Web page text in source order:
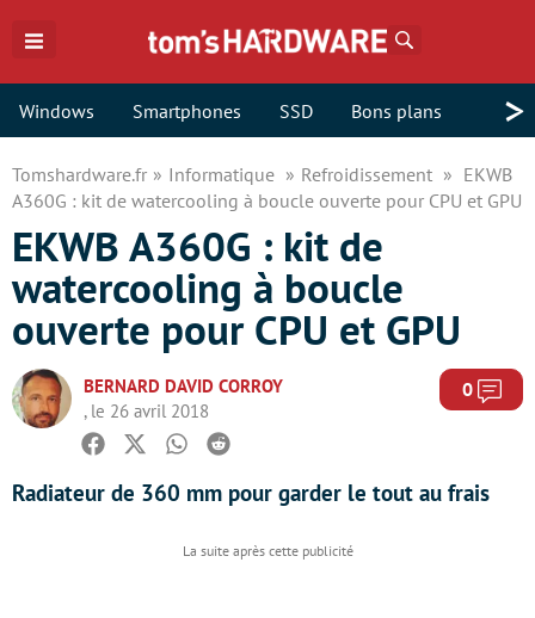
Windows Smartphones SSD Bons plans >
Tomshardware.fr Informatique Refroidissement
EKWB
A360G : kit de watercooling à boucle ouverte pour CPU et GPU
EKWB A360G : kit de
watercooling à boucle
ouverte pour CPU et GPU
BERNARD DAVID CORROY
, le 26 avril 2018
0
Facebook
TwitterWhatsapp
Reddit
Radiateur de 360 mm pour garder le tout au frais